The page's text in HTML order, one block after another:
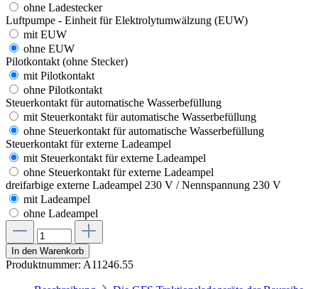
ohne Ladestecker
Luftpumpe - Einheit für Elektrolytumwälzung (EUW)
mit EUW
ohne EUW
Pilotkontakt (ohne Stecker)
mit Pilotkontakt
ohne Pilotkontakt
Steuerkontakt für automatische Wasserbefüllung
mit Steuerkontakt für automatische Wasserbefüllung
ohne Steuerkontakt für automatische Wasserbefüllung
Steuerkontakt für externe Ladeampel
mit Steuerkontakt für externe Ladeampel
ohne Steuerkontakt für externe Ladeampel
dreifarbige externe Ladeampel 230 V / Nennspannung 230 V
mit Ladeampel
ohne Ladeampel
In den Warenkorb
Produktnummer: A11246.55